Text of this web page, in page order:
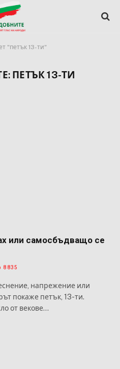
"петък 13-ти"
ПЕТЪК 13-ТИ
или самосбъдващо се
8 835
напрежение или
покаже петък, 13-ти.
от векове…